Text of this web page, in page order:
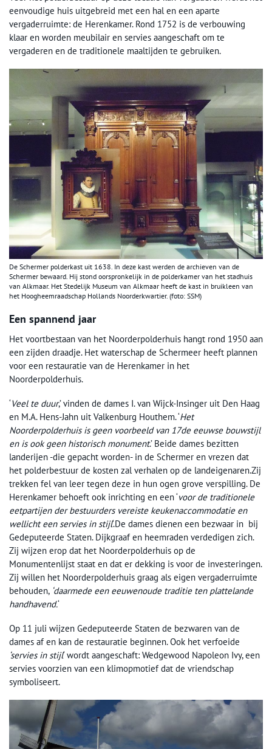
eenvoudige huis uitgebreid met een hal en een aparte
vergaderruimte: de Herenkamer. Rond 1752 is de verbouwing
klaar en worden meubilair en servies aangeschaft om te
vergaderen en de traditionele maaltijden te gebruiken.
De Schermer polderkast uit 1638. In deze kast werden de archieven van de
Schermer bewaard. Hij stond oorspronkelijk in de polderkamer van het stadhuis
van Alkmaar. Het Stedelijk Museum van Alkmaar heeft de kast in bruikleen van
het Hoogheemraadschap Hollands Noorderkwartier. (foto: SSM)
Een spannend jaar
Het voortbestaan van het Noorderpolderhuis hangt rond 1950 aan
een zijden draadje. Het waterschap de Schermeer heeft plannen
voor een restauratie van de Herenkamer in het
Noorderpolderhuis.
‘Veel te duur,’ vinden de dames I. van Wijck-Insinger uit Den Haag
en M.A. Hens-Jahn uit Valkenburg Houthem. ‘Het
Noorderpolderhuis is geen voorbeeld van 17de eeuwse bouwstijl
en is ook geen historisch monument.’ Beide dames bezitten
landerijen -die gepacht worden- in de Schermer en vrezen dat
het polderbestuur de kosten zal verhalen op de landeigenaren.Zij
trekken fel van leer tegen deze in hun ogen grove verspilling. De
Herenkamer behoeft ook inrichting en een ‘voor de traditionele
eetpartijen der bestuurders vereiste keukenaccommodatie en
wellicht een servies in stijl‘.De dames dienen een bezwaar in bij
Gedeputeerde Staten. Dijkgraaf en heemraden verdedigen zich.
Zij wijzen erop dat het Noorderpolderhuis op de
Monumentenlijst staat en dat er dekking is voor de investeringen.
Zij willen het Noorderpolderhuis graag als eigen vergaderruimte
behouden, ‘daarmede een eeuwenoude traditie ten plattelande
handhavend.‘
Op 11 juli wijzen Gedeputeerde Staten de bezwaren van de
dames af en kan de restauratie beginnen. Ook het verfoeide
‘servies in stijl‘ wordt aangeschaft: Wedgewood Napoleon Ivy, een
servies voorzien van een klimopmotief dat de vriendschap
symboliseert.